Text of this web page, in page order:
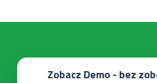
Zobacz Demo - bez